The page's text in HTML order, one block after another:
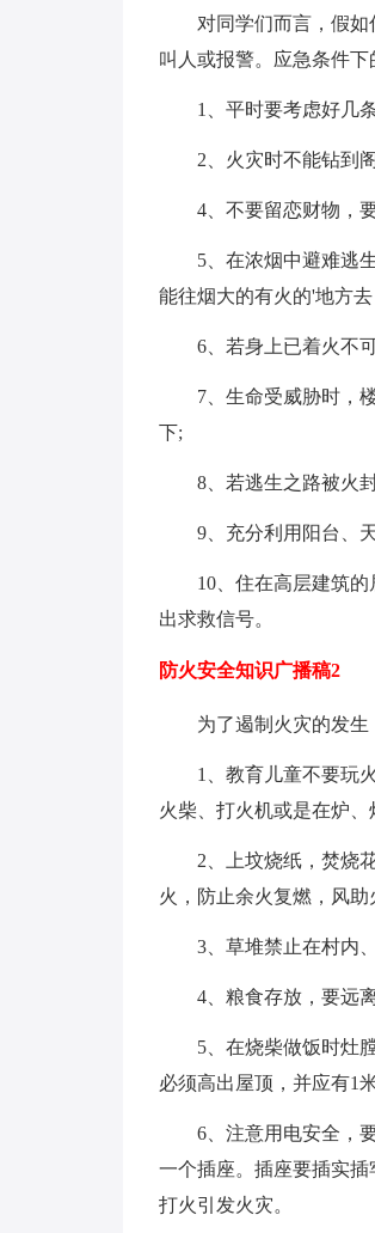
对同学们而言，假
叫人或报警。应急条件下
1、平时要考虑好几
2、火灾时不能钻到
4、不要留恋财物，
5、在浓烟中避难逃
能往烟大的有火的'地方
6、若身上已着火不
7、生命受威胁时，
下;
8、若逃生之路被火
9、充分利用阳台、
10、住在高层建筑
出求救信号。
防火安全知识广播稿2
为了遏制火灾的发生
1、教育儿童不要玩
火柴、打火机或是在炉、
2、上坟烧纸，焚烧
火，防止余火复燃，风助
3、草堆禁止在村内
4、粮食存放，要远
5、在烧柴做饭时灶
必须高出屋顶，并应有1
6、注意用电安全，
一个插座。插座要插实
打火引发火灾。